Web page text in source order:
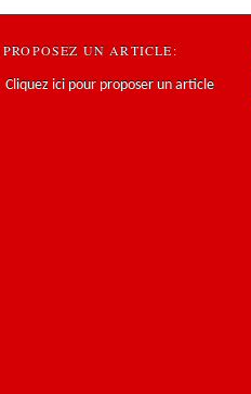
PROPOSEZ UN ARTICLE:
Cliquez ici pour proposer un article